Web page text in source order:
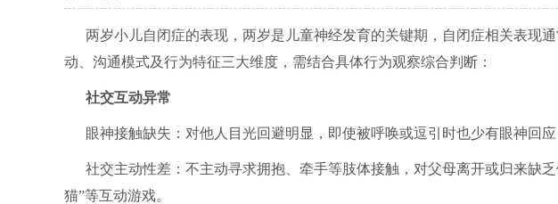
两岁小儿自闭症的表现，两岁是儿童神经发育的关键期，自闭症相关表现
动、沟通模式及行为特征三大维度，需结合具体行为观察综合判断：
社交互动异常
眼神接触缺失：对他人目光回避明显，即使被呼唤或逗引时也少有眼神回
社交主动性差：不主动寻求拥抱、牵手等肢体接触，对父母离开或归来缺
猫”等互动游戏。